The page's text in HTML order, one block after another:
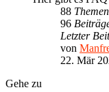
88 Themen
96
Letzter
von
22. Mär
Gehe zu